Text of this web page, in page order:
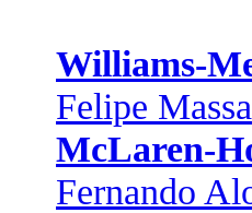
Williams-
Felipe Massa
McLaren-
Fernando